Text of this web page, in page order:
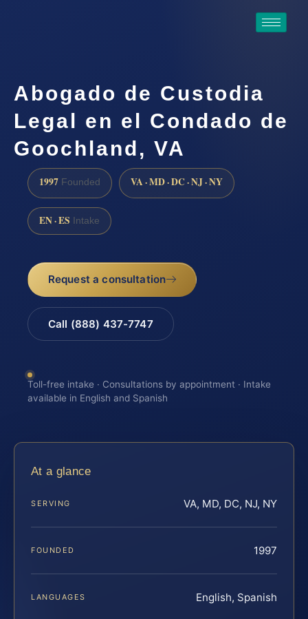
Abogado de Custodia
Legal en el Condado de
Goochland, VA
1997 Founded VA · MD · DC · NJ · NY
EN · ES Intake
Request a consultation
Call (888) 437-7747
Toll-free intake · Consultations by appointment · Intake
available in English and Spanish
At a glance
SERVING VA, MD, DC, NJ, NY
FOUNDED 1997
LANGUAGES English, Spanish